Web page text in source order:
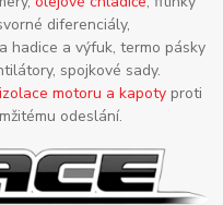
diferenciály,
hadice a výfuk, termo pásky
spojkové sady.
izolace motoru a kapoty proti
odeslání.